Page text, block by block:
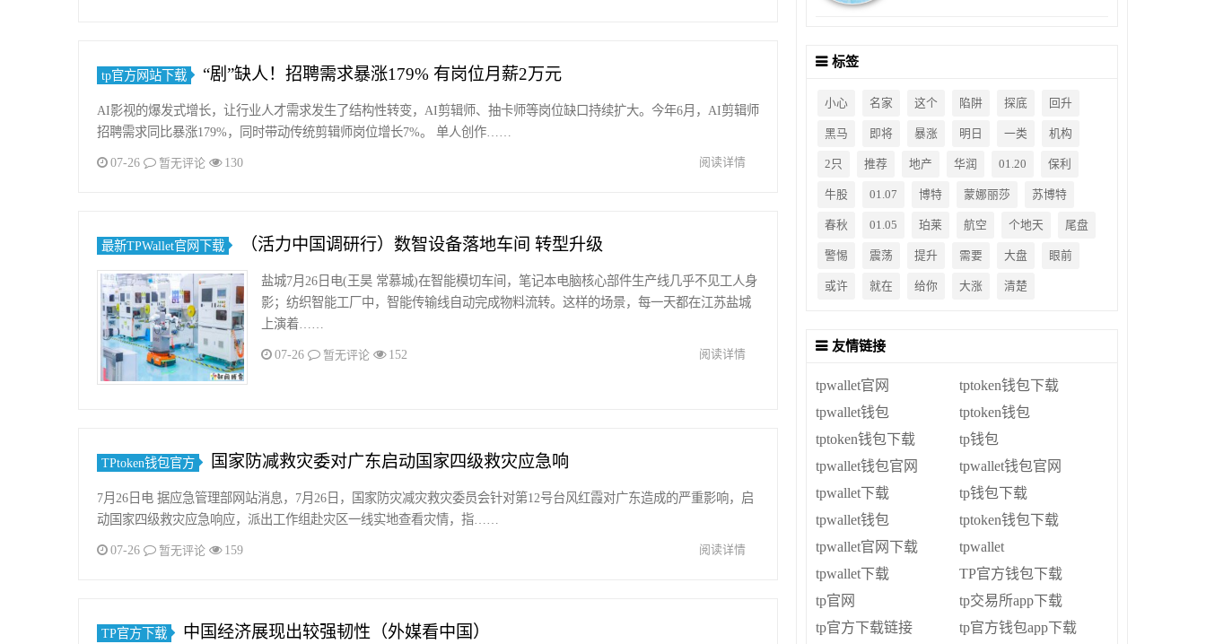
tp官方网站下载 “剧”缺人！招聘需求暴涨179% 有岗位月薪2万元
AI影视的爆发式增长，让行业人才需求发生了结构性转变，AI剪辑师、抽卡师等岗位缺口持续扩大。今年6月，AI剪辑师
招聘需求同比暴涨179%，同时带动传统剪辑师岗位增长7%。 单人创作……
07-26 暂无评论 130 阅读详情
最新TPWallet官网下载 （活力中国调研行）数智设备落地车间 转型升级
盐城7月26日电(王昊 常慕城)在智能模切车间，笔记本电脑核心部件生产线几乎不见工人身
影；纺织智能工厂中，智能传输线自动完成物料流转。这样的场景，每一天都在江苏盐城
上演着……
07-26 暂无评论 152 阅读详情
TPtoken钱包官方 国家防减救灾委对广东启动国家四级救灾应急响
7月26日电 据应急管理部网站消息，7月26日，国家防灾减灾救灾委员会针对第12号台风红霞对广东造成的严重影响，启
动国家四级救灾应急响应，派出工作组赴灾区一线实地查看灾情，指……
07-26 暂无评论 159 阅读详情
TP官方下载 中国经济展现出较强韧性（外媒看中国）
标签
小心 名家 这个 陷阱 探底 回升
黑马 即将 暴涨 明日 一类 机构
2只 推荐 地产 华润 01.20 保利
牛股 01.07 博特 蒙娜丽莎 苏博特
春秋 01.05 珀莱 航空 个地天 尾盘
警惕 震荡 提升 需要 大盘 眼前
或许 就在 给你 大涨 清楚
友情链接
tpwallet官网
tptoken钱包下载
tpwallet钱包
tptoken钱包
tptoken钱包下载
tp钱包
tpwallet钱包官网
tpwallet钱包官网
tpwallet下载
tp钱包下载
tpwallet钱包
tptoken钱包下载
tpwallet官网下载
tpwallet
tpwallet下载
TP官方钱包下载
tp官网
tp交易所app下载
tp官方下载链接
tp官方钱包app下载